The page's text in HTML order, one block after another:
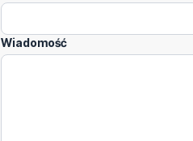
Wiadomość